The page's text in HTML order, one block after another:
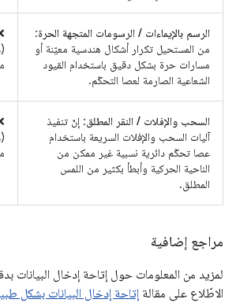
الرسم بالإيماءات / الرسومات المتجهة الحرة:
من المستحيل تكرار أشكال هندسية معيّنة أو
مسارات حرة بشكل دقيق باستخدام القيود
الشعاعية الصارمة لعصا التحكّم.
السحب والإفلات / النقر المطلق : إنّ تنفيذ
آليات السحب والإفلات السريعة باستخدام
عصا تحكّم دائرية نسبية غير ممكن من
الناحية الحركية وأبطأ بكثير من اللمس
المطلق.
مراجع إضافية
لمزيد من المعلومات حول إتاحة إدخال البيانات
الاطّلاع على مقالة إتاحة إدخال البيانات بشكل